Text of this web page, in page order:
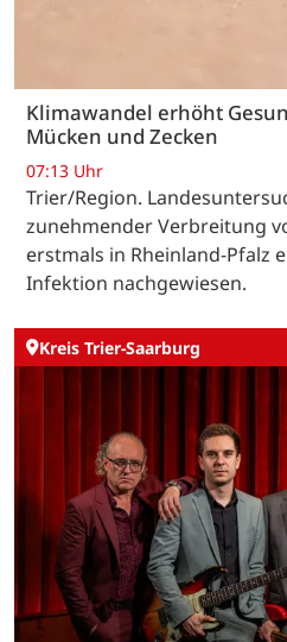
Klimawandel erhöht
Mücken und Zecken
07:13 Uhr
Trier/Region.
zunehmender Verbreitung
erstmals in Rheinland-Pfalz
Infektion nachgewiesen.
Kreis Trier-Saarburg